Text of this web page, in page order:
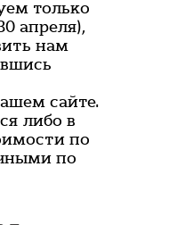
только
апреля),
нам
сайте.
либо в
по
по